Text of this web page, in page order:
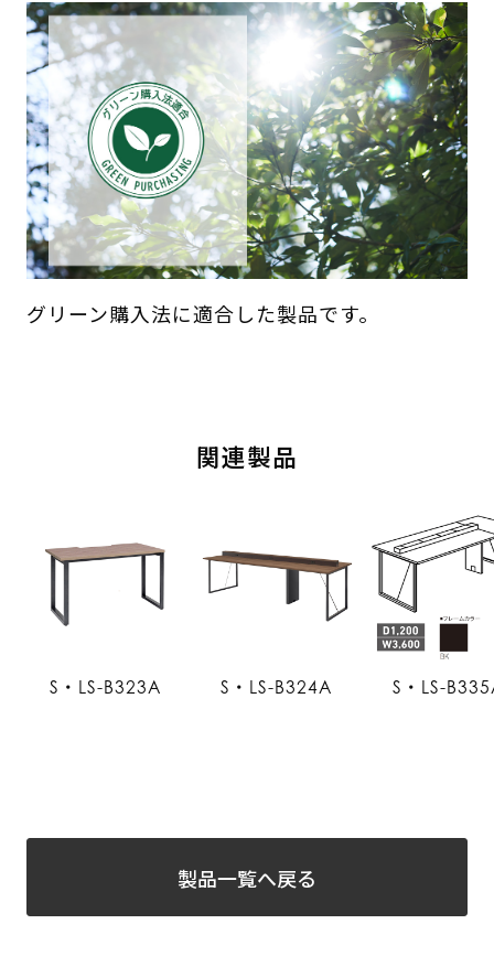
グリーン購入法に適合した製品です。
関連製品
S・LS-B323A S・LS-B324A S・LS-
製品一覧へ戻る